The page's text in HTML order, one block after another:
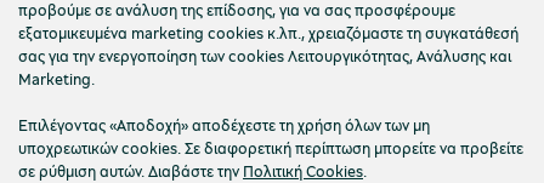
Συμφωνώ με τους
προβούμε σε ανάλυση της επίδοσης, για να σας προσφέρουμε
εξατομικευμένα marketing cookies κ.λπ., χρειαζόμαστε τη συγκατάθεσή
σας για την ενεργοποίηση των cookies Λειτουργικότητας, Ανάλυσης και
Marketing.
Επιλέγοντας «Αποδοχή» αποδέχεστε τη χρήση όλων των μη
υποχρεωτικών cookies. Σε διαφορετική περίπτωση μπορείτε να προβείτε
σε ρύθμιση αυτών. Διαβάστε την Πολιτική Cookies.